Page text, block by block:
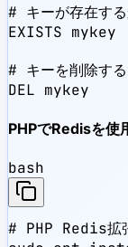
# キーが存在す
EXISTS mykey
# キーを削除する
DEL mykey
PHPでRedisを使
bash
# PHP Redis拡